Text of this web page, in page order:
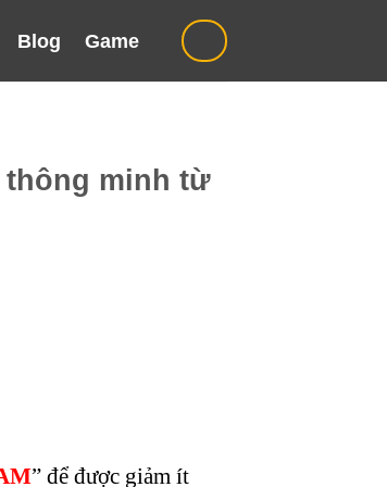
Blog Game
minh từ
” để được giảm ít